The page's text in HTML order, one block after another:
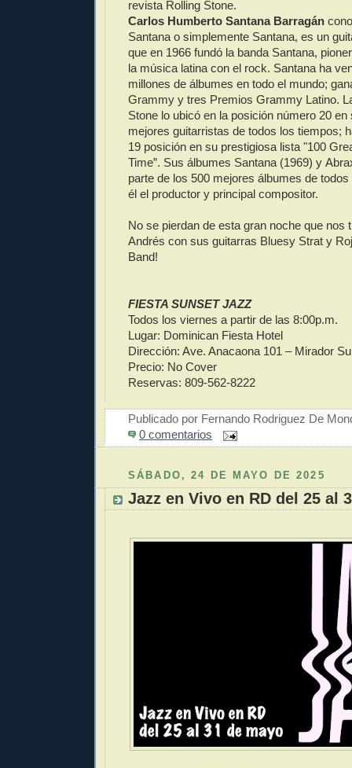
revista Rolling Stone.
Carlos Humberto Santana Barragán
Santana o simplemente Santana, es un
que en 1966 fundó la banda Santana,
la música latina con el rock. Santana ha
millones de álbumes en todo el mundo;
Grammy y tres Premios Grammy Latino.
Stone lo ubicó en la posición número 20
mejores guitarristas de todos los tiempos;
19 posición en su prestigiosa lista "100
Time”. Sus álbumes Santana (1969) y
parte de los 500 mejores álbumes de
él el productor y principal compositor.
No se pierdan de esta gran noche que nos
Andrés con sus guitarras Bluesy Strat y
Band!
FIESTA SUNSET JAZZ
Todos los viernes a partir de las 8:00p.m.
Lugar: Dominican Fiesta Hotel
Dirección: Ave. Anacaona 101 – Mirador
Precio: No Cover
Reservas: 809-562-8222
Publicado por Fernando Rodriguez De
0 comentarios
SÁBADO, 24 DE MAYO DE 2025
Jazz en Vivo en RD del 25 al